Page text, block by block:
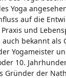
Yoga
auf die
und
auch bekannt als
Yogameister
10.
Gründer der